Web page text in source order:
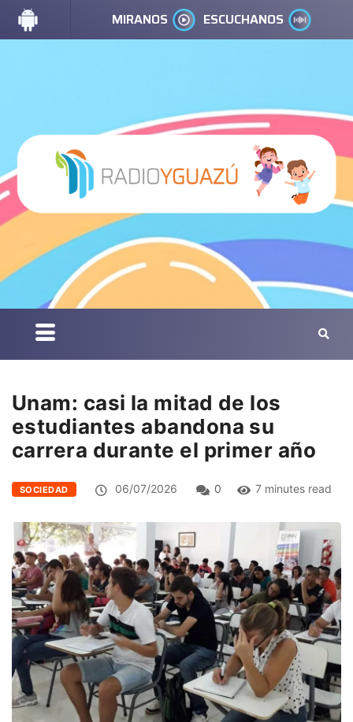
MIRANOS ESCUCHANOS
Unam: casi la mitad de los
estudiantes abandona su
carrera durante el primer año
SOCIEDAD 06/07/2026 0 7 minutes read